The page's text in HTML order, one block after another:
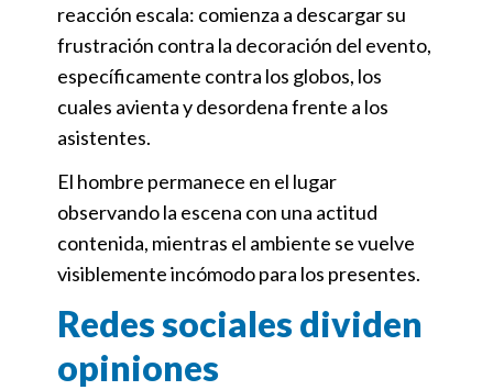
reacción escala: comienza a descargar su
frustración contra la decoración del evento,
específicamente contra los globos, los
cuales avienta y desordena frente a los
asistentes.
El hombre permanece en el lugar
observando la escena con una actitud
contenida, mientras el ambiente se vuelve
visiblemente incómodo para los presentes.
Redes sociales dividen
opiniones